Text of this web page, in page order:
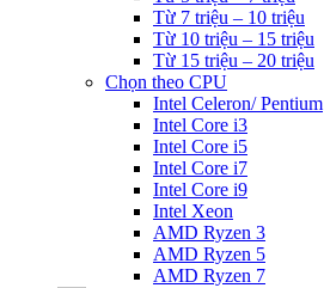
Từ 7 triệu – 10 triệu
Từ 10 triệu – 15 triệu
Từ 15 triệu – 20 triệu
Chọn theo CPU
Intel Celeron/ Pentium
Intel Core i3
Intel Core i5
Intel Core i7
Intel Core i9
Intel Xeon
AMD Ryzen 3
AMD Ryzen 5
AMD Ryzen 7